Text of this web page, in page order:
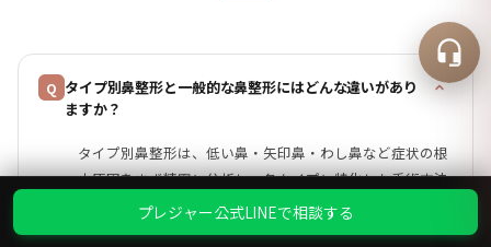
Q タイプ別鼻整形と一般的な鼻整形にはどんな違いがあり
ますか？
タイプ別鼻整形は、低い鼻・矢印鼻・わし鼻など症状の根
本原因をまず精密に分析し、各タイプに特化した手術方法
と材料を選んで行います。個人に合わせたアプローチで、
より自然で調和した結果をつくります。
プレジャー公式LINEで相談する